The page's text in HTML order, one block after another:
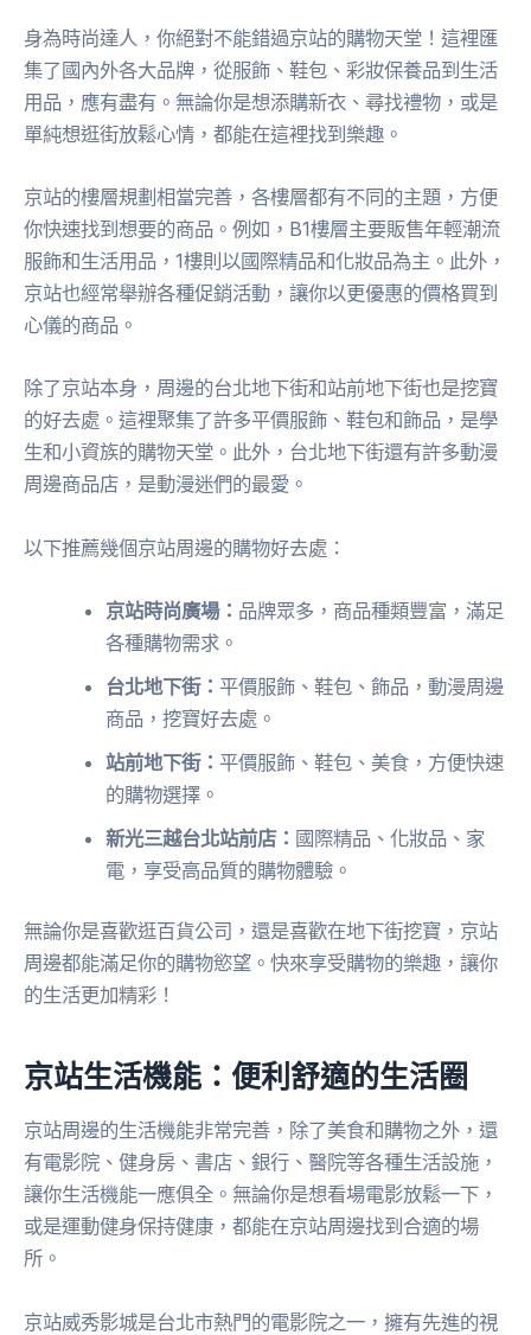
身為時尚達人，你絕對不能錯過京站的購物天堂！這裡匯
集了國內外各大品牌，從服飾、鞋包、彩妝保養品到生活
用品，應有盡有。無論你是想添購新衣、尋找禮物，或是
單純想逛街放鬆心情，都能在這裡找到樂趣。
京站的樓層規劃相當完善，各樓層都有不同的主題，方便
你快速找到想要的商品。例如，B1樓層主要販售年輕潮流
服飾和生活用品，1樓則以國際精品和化妝品為主。此外，
京站也經常舉辦各種促銷活動，讓你以更優惠的價格買到
心儀的商品。
除了京站本身，周邊的台北地下街和站前地下街也是挖寶
的好去處。這裡聚集了許多平價服飾、鞋包和飾品，是學
生和小資族的購物天堂。此外，台北地下街還有許多動漫
周邊商品店，是動漫迷們的最愛。
以下推薦幾個京站周邊的購物好去處：
京站時尚廣場： 品牌眾多，商品種類豐富，滿足
各種購物需求。
台北地下街： 平價服飾、鞋包、飾品，動漫周邊
商品，挖寶好去處。
站前地下街： 平價服飾、鞋包、美食，方便快速
的購物選擇。
新光三越台北站前店： 國際精品、化妝品、家
電，享受高品質的購物體驗。
無論你是喜歡逛百貨公司，還是喜歡在地下街挖寶，京站
周邊都能滿足你的購物慾望。快來享受購物的樂趣，讓你
的生活更加精彩！
京站生活機能：便利舒適的生活圈
京站周邊的生活機能非常完善，除了美食和購物之外，還
有電影院、健身房、書店、銀行、醫院等各種生活設施，
讓你生活機能一應俱全。無論你是想看場電影放鬆一下，
或是運動健身保持健康，都能在京站周邊找到合適的場
所。
京站威秀影城是台北市熱門的電影院之一，擁有先進的視